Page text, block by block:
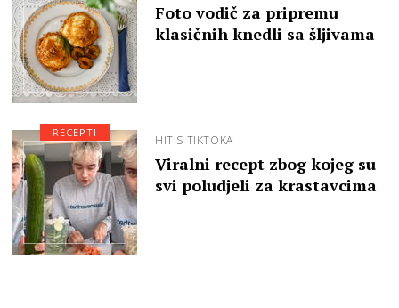
Foto vodič za pripremu
klasičnih knedli sa šljivama
HIT S TIKTOKA
Viralni recept zbog kojeg su
svi poludjeli za krastavcima
RECEPTI